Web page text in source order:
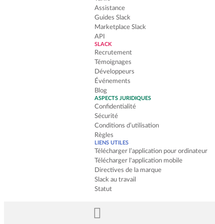
Assistance
Guides Slack
Marketplace Slack
API
SLACK
Recrutement
Témoignages
Développeurs
Événements
Blog
ASPECTS JURIDIQUES
Confidentialité
Sécurité
Conditions d’utilisation
Règles
LIENS UTILES
Télécharger l’application pour ordinateur
Télécharger l'application mobile
Directives de la marque
Slack au travail
Statut